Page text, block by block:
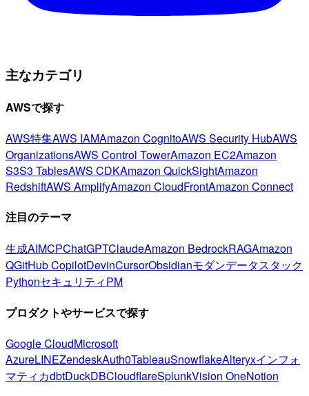
主なカテゴリ
AWSで探す
AWS特集AWS IAMAmazon CognitoAWS Security HubAWS
OrganizationsAWS Control TowerAmazon EC2Amazon
S3S3 TablesAWS CDKAmazon QuickSightAmazon
RedshiftAWS AmplifyAmazon CloudFrontAmazon Connect
注目のテーマ
生成AIMCPChatGPTClaudeAmazon BedrockRAGAmazon
QGitHub CopilotDevinCursorObsidianモダンデータスタック
PythonセキュリティPM
プロダクトやサービスで探す
Google CloudMicrosoft
AzureLINEZendeskAuth0TableauSnowflakeAlteryxインフォ
マティカdbtDuckDBCloudflareSplunkVision OneNotion